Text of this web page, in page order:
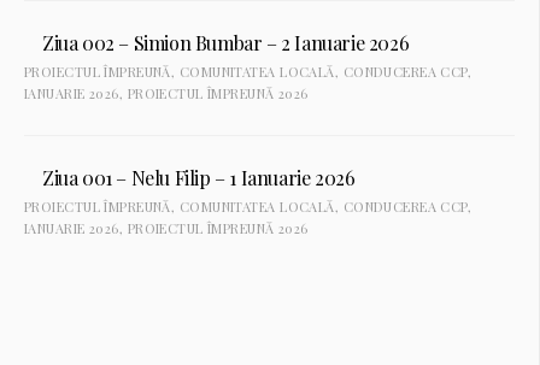
Ziua 002 – Simion Bumbar – 2 Ianuarie 2026
PROIECTUL ÎMPREUNĂ, COMUNITATEA LOCALĂ, CONDUCEREA CCP,
IANUARIE 2026, PROIECTUL ÎMPREUNĂ 2026
Ziua 001 – Nelu Filip – 1 Ianuarie 2026
PROIECTUL ÎMPREUNĂ, COMUNITATEA LOCALĂ, CONDUCEREA CCP,
IANUARIE 2026, PROIECTUL ÎMPREUNĂ 2026